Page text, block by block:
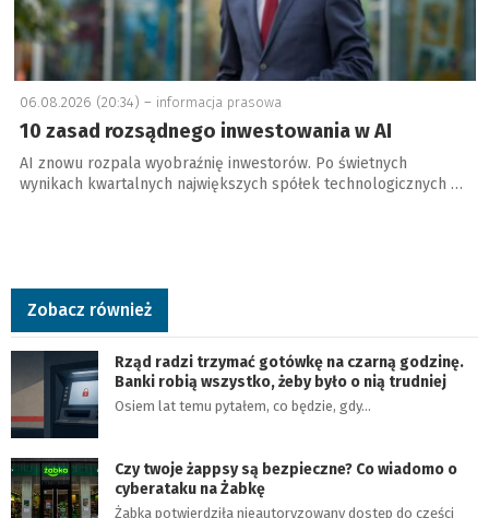
06.08.2026 (20:34) – informacja prasowa
10 zasad rozsądnego inwestowania w AI
AI znowu rozpala wyobraźnię inwestorów. Po świetnych
wynikach kwartalnych największych spółek technologicznych …
Zobacz również
Rząd radzi trzymać gotówkę na czarną godzinę.
Banki robią wszystko, żeby było o nią trudniej
Osiem lat temu pytałem, co będzie, gdy…
Czy twoje żappsy są bezpieczne? Co wiadomo o
cyberataku na Żabkę
Żabka potwierdziła nieautoryzowany dostęp do części